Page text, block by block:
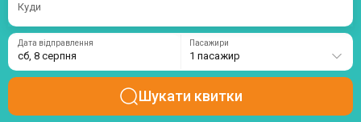
Куди
Дата відправлення
сб, 8 серпня
Пасажири
1 пасажир
Шукати квитки